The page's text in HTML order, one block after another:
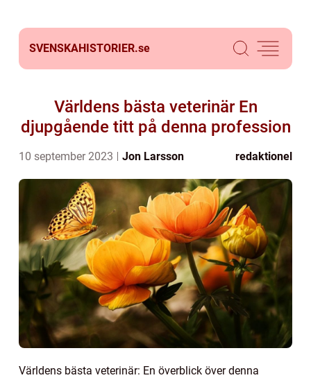
SVENSKAHISTORIER.se
Världens bästa veterinär En
djupgående titt på denna profession
10 september 2023 Jon Larsson redaktionel
Världens bästa veterinär: En överblick över denna